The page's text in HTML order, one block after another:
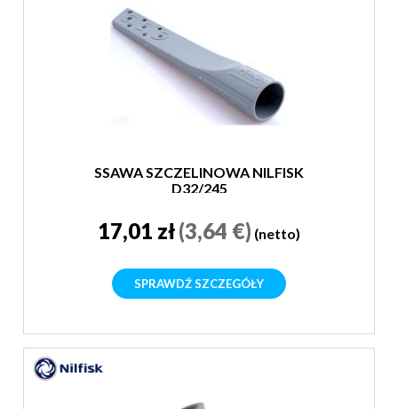
SSAWA SZCZELINOWA NILFISK
D32/245
17,01 zł(3,64 €) (netto)
SPRAWDŹ SZCZEGÓŁY